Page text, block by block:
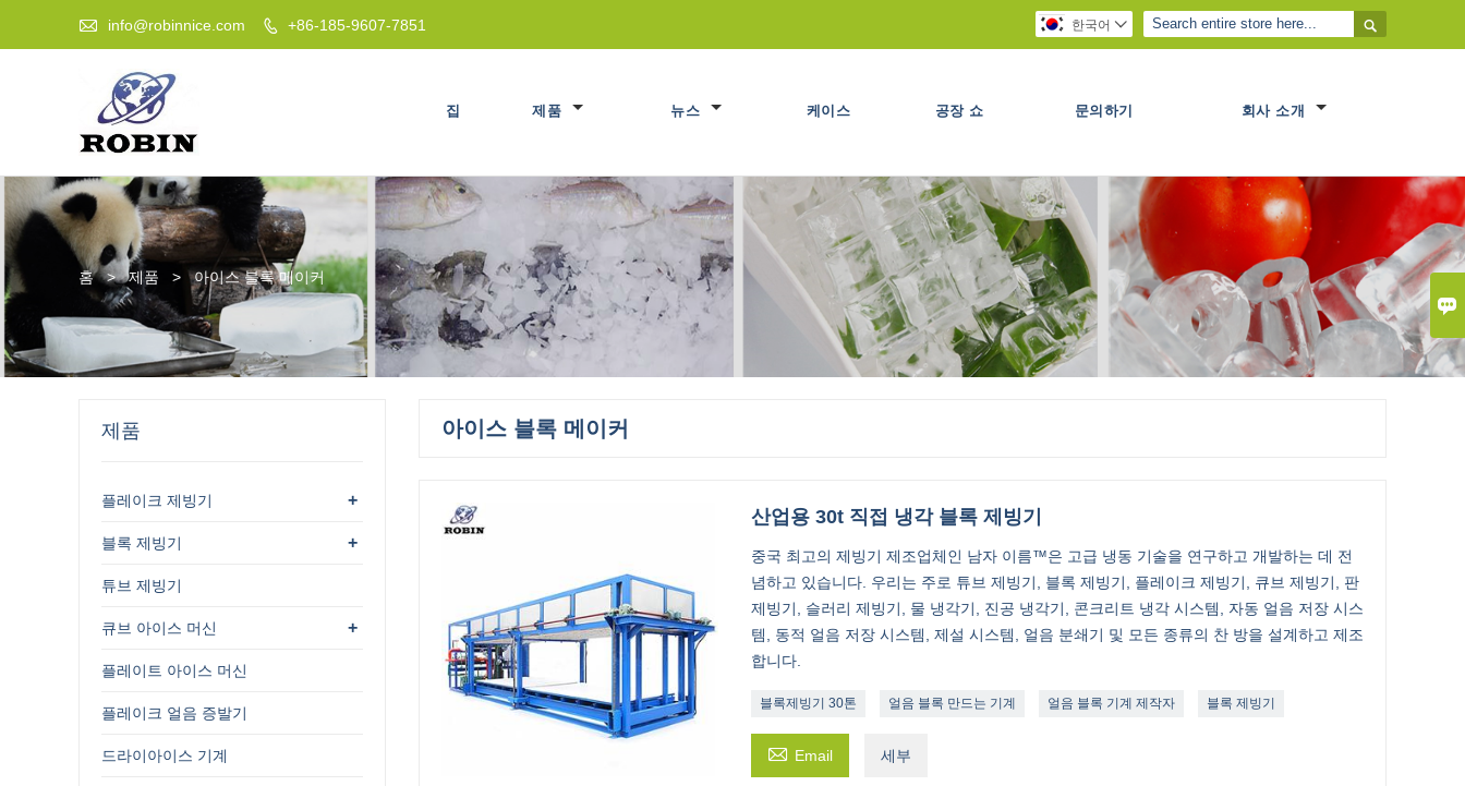

 info@robinnice.com  +86-185-9607-7851 
한국어 
집 제품 뉴스 케이스 공장 쇼 문의하기 회사 소개
홈 > 제품 > 아이스 블록 메이커
아이스 블록 메이커
산업용 30t 직접 냉각 블록 제빙기
중국 최고의 제빙기 제조업체인 남자 이름™은 고급 냉동 기술을 연구하고 개발하는 데 전
념하고 있습니다. 우리는 주로 튜브 제빙기, 블록 제빙기, 플레이크 제빙기, 큐브 제빙기, 판
제빙기, 슬러리 제빙기, 물 냉각기, 진공 냉각기, 콘크리트 냉각 시스템, 자동 얼음 저장 시스
템, 동적 얼음 저장 시스템, 제설 시스템, 얼음 분쇄기 및 모든 종류의 찬 방을 설계하고 제조
합니다.
블록제빙기 30톤 얼음 블록 만드는 기계 얼음 블록 기계 제작자 블록 제빙기
 Email 세부
제품
+
플레이크 제빙기
+
블록 제빙기
튜브 제빙기
+
큐브 아이스 머신
플레이트 아이스 머신
플레이크 얼음 증발기
드라이아이스 기계